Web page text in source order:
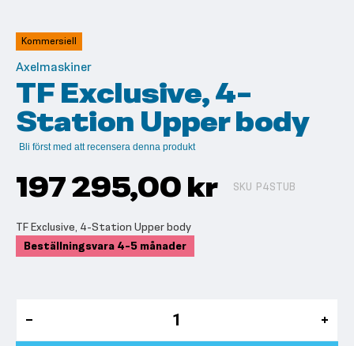
av
bildgalleriet
Kommersiell
Axelmaskiner
TF Exclusive, 4-
Station Upper body
Bli först med att recensera denna produkt
197 295,00 kr SKU P4STUB
TF Exclusive, 4-Station Upper body
Beställningsvara 4-5 månader